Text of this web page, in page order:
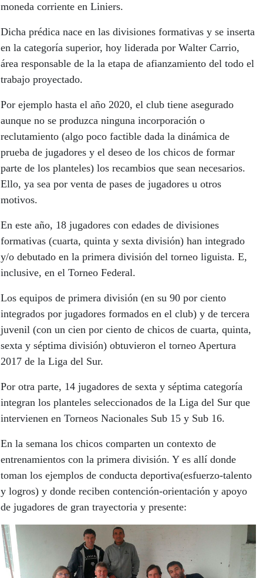
moneda corriente en Liniers.
Dicha prédica nace en las divisiones formativas y se inserta
en la categoría superior, hoy liderada por Walter Carrio,
área responsable de la la etapa de afianzamiento del todo el
trabajo proyectado.
Por ejemplo hasta el año 2020, el club tiene asegurado
aunque no se produzca ninguna incorporación o
reclutamiento (algo poco factible dada la dinámica de
prueba de jugadores y el deseo de los chicos de formar
parte de los planteles) los recambios que sean necesarios.
Ello, ya sea por venta de pases de jugadores u otros
motivos.
En este año, 18 jugadores con edades de divisiones
formativas (cuarta, quinta y sexta división) han integrado
y/o debutado en la primera división del torneo liguista. E,
inclusive, en el Torneo Federal.
Los equipos de primera división (en su 90 por ciento
integrados por jugadores formados en el club) y de tercera
juvenil (con un cien por ciento de chicos de cuarta, quinta,
sexta y séptima división) obtuvieron el torneo Apertura
2017 de la Liga del Sur.
Por otra parte, 14 jugadores de sexta y séptima categoría
integran los planteles seleccionados de la Liga del Sur que
intervienen en Torneos Nacionales Sub 15 y Sub 16.
En la semana los chicos comparten un contexto de
entrenamientos con la primera división. Y es allí donde
toman los ejemplos de conducta deportiva(esfuerzo-talento
y logros) y donde reciben contención-orientación y apoyo
de jugadores de gran trayectoria y presente: